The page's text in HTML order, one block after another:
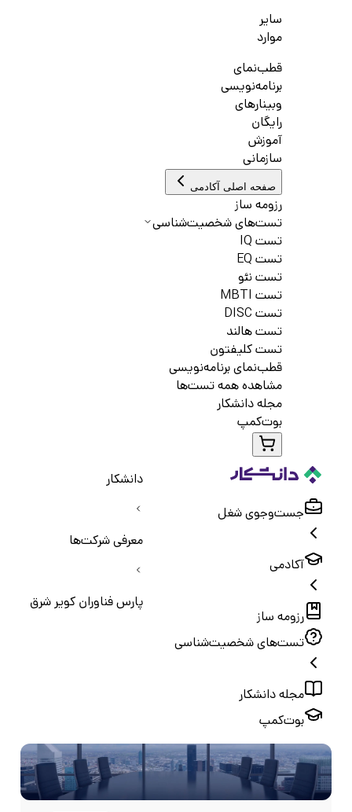
سایر
موارد
قطب‌نمای
برنامه‌نویسی
وبینارهای
رایگان
آموزش
سازمانی
صفحه اصلی آکادمی
رزومه ساز
تست‌های شخصیت‌شناسی
تست IQ
تست EQ
تست نئو
تست MBTI
تست DISC
تست هالند
تست کلیفتون
قطب‌نمای برنامه‌نویسی
مشاهده همه تست‌ها
مجله دانشکار
بوت‌کمپ
جست‌و‌جوی شغل
آکادمی
رزومه ساز
تست‌های شخصیت‌شناسی
مجله دانشکار
بوت‌کمپ
دانشکار
معرفی شرکت‌ها
پارس فناوران کویر شرق